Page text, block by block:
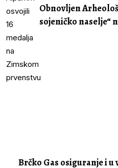
Obnovljen
sojeničko naselje“
Brčko Gas osiguranje i